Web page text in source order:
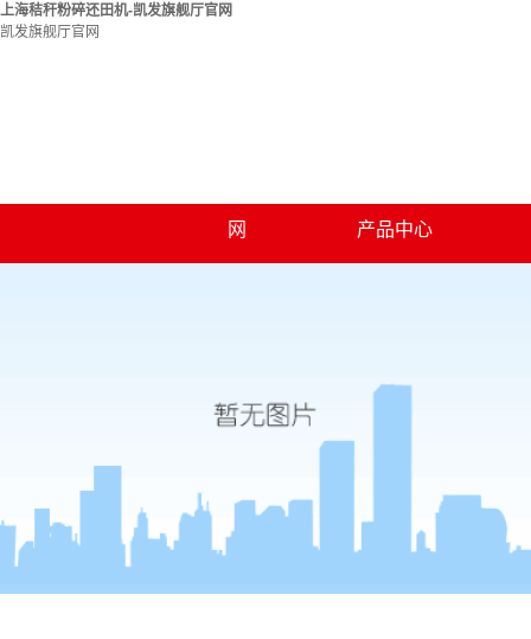
上海秸秆粉碎还田机-凯发旗舰厅官网
凯发旗舰厅官网
网
凯发旗舰厅官网的
简介
联系凯发旗舰厅官
产品中心
上海薯土豆类淀粉
加工
上海渣浆分离机
上海小麦粉碎机
上海粉浆过细机